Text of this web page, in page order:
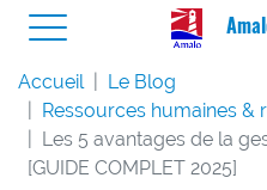
Accueil
Le Blog
Ressources humaines &
Les 5 avantages de la
[GUIDE COMPLET 2025]